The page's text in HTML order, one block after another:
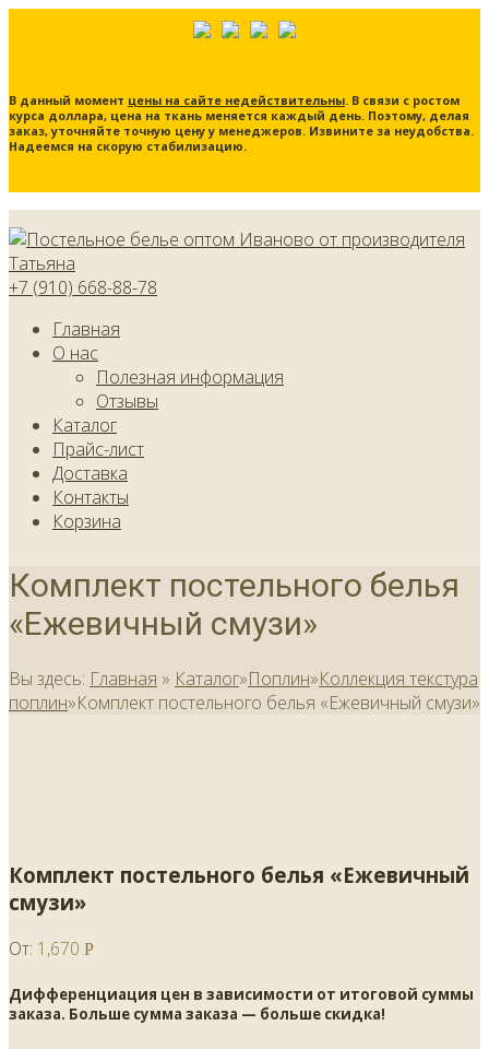
В данный момент цены на сайте недействительны. В связи с ростом
курса доллара, цена на ткань меняется каждый день. Поэтому, делая
заказ, уточняйте точную цену у менеджеров. Извините за неудобства.
Надеемся на скорую стабилизацию.
+7 (910) 668-88-78
Главная
О нас
Полезная информация
Отзывы
Каталог
Прайс-лист
Доставка
Контакты
Корзина
Комплект постельного белья
«Ежевичный смузи»
Вы здесь: Главная » Каталог»Поплин»Коллекция текстура
поплин»Комплект постельного белья «Ежевичный смузи»
Комплект постельного белья «Ежевичный
смузи»
От: 1,670 Р
Дифференциация цен в зависимости от итоговой суммы
заказа. Больше сумма заказа — больше скидка!